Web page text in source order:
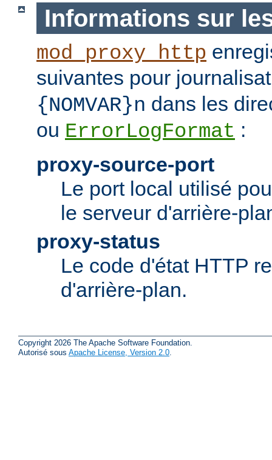
Informations sur
mod_proxy_http
suivantes pour
{NOMVAR}n dans les
ou ErrorLogFormat :
proxy-source-port
Le port local utilisé
le serveur d'arrière-
proxy-status
Le code d'état HTTP
d'arrière-plan.
Copyright 2026 The Apache Software Foundation.
Autorisé sous Apache License, Version 2.0